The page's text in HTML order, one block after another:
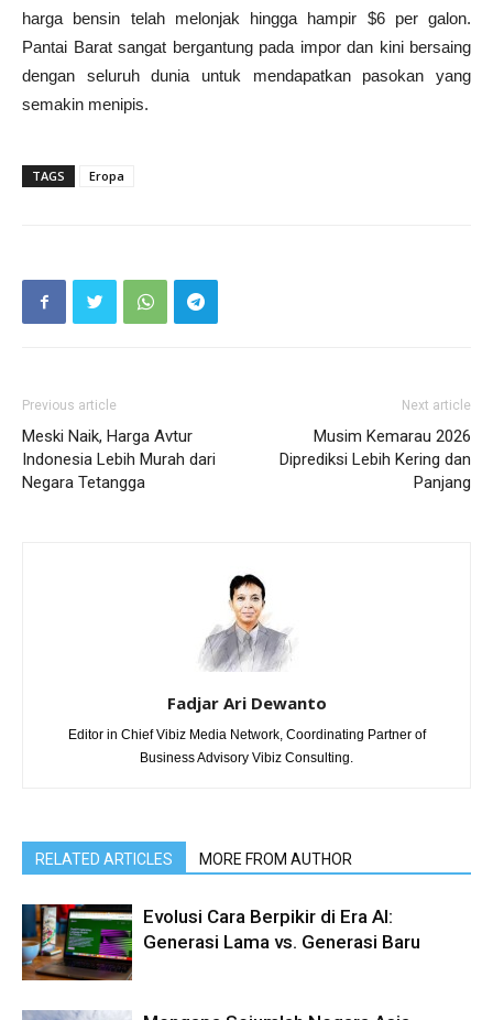
harga bensin telah melonjak hingga hampir $6 per galon.
Pantai Barat sangat bergantung pada impor dan kini bersaing
dengan seluruh dunia untuk mendapatkan pasokan yang
semakin menipis.
TAGS Eropa
Previous article
Meski Naik, Harga Avtur
Indonesia Lebih Murah dari
Negara Tetangga
Next article
Musim Kemarau 2026
Diprediksi Lebih Kering dan
Panjang
Fadjar Ari Dewanto
Editor in Chief Vibiz Media Network, Coordinating Partner of
Business Advisory Vibiz Consulting.
RELATED ARTICLES MORE FROM AUTHOR
Evolusi Cara Berpikir di Era AI:
Generasi Lama vs. Generasi Baru